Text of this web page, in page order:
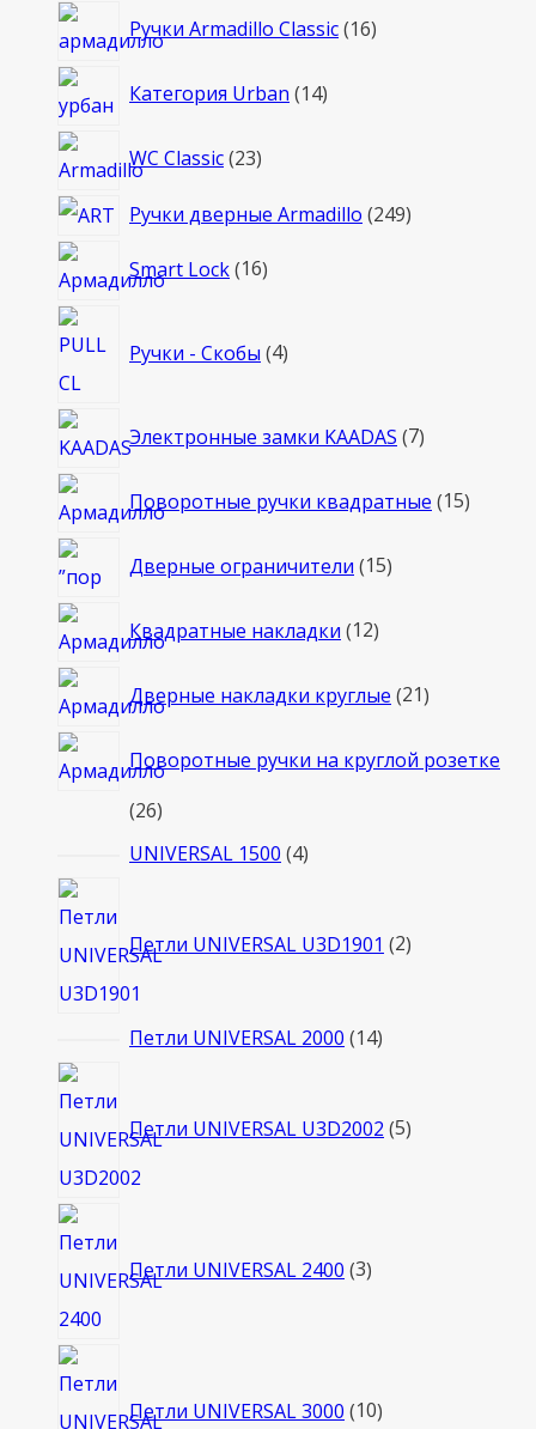
Ручки Armadillo Classic 1616
Категория Urban 1414
WC Classic 2323
Ручки дверные Armadillo 249249
Smart Lock 1616
Ручки - Скобы 4товара
Электронные замки KAADAS 77
Поворотные ручки квадратные 1515
Дверные ограничители 1515
Квадратные накладки 1212
Дверные накладки круглые 2121
Поворотные ручки на круглой розетке
2626
товаров
UNIVERSAL 1500 44
Петли UNIVERSAL U3D1901 2товара
Петли UNIVERSAL 2000 1414
Петли UNIVERSAL U3D2002 5товаров
Петли UNIVERSAL 2400 3товара
Петли UNIVERSAL 3000 10товаров